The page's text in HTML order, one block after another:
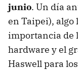
junio. Un día
en Taipei), algo
importancia de
hardware y el
Haswell para